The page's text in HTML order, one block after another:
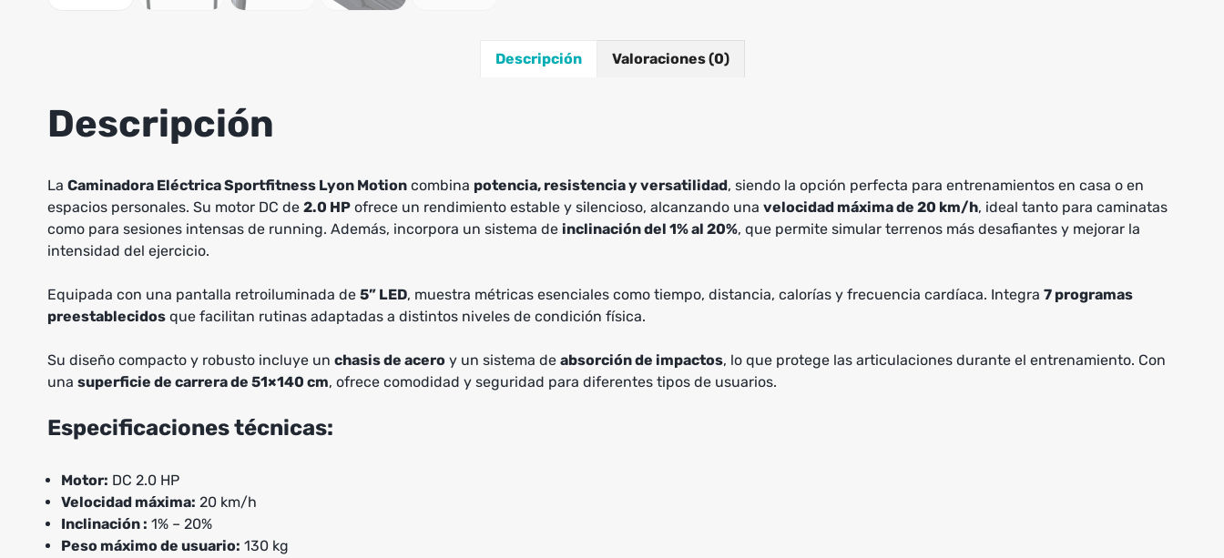
Descripción Valoraciones (0)
Descripción
La Caminadora Eléctrica Sportfitness Lyon Motion combina potencia, resistencia y versatilidad, siendo la opción perfecta para entrenamientos en casa o en
espacios personales. Su motor DC de 2.0 HP ofrece un rendimiento estable y silencioso, alcanzando una velocidad máxima de 20 km/h, ideal tanto para caminatas
como para sesiones intensas de running. Además, incorpora un sistema de inclinación del 1% al 20%, que permite simular terrenos más desafiantes y mejorar la
intensidad del ejercicio.
Equipada con una pantalla retroiluminada de 5” LED, muestra métricas esenciales como tiempo, distancia, calorías y frecuencia cardíaca. Integra 7 programas
preestablecidos que facilitan rutinas adaptadas a distintos niveles de condición física.
Su diseño compacto y robusto incluye un chasis de acero y un sistema de absorción de impactos, lo que protege las articulaciones durante el entrenamiento. Con
una superficie de carrera de 51×140 cm, ofrece comodidad y seguridad para diferentes tipos de usuarios.
Especificaciones técnicas:
Motor: DC 2.0 HP
Velocidad máxima: 20 km/h
Inclinación : 1% – 20%
Peso máximo de usuario: 130 kg